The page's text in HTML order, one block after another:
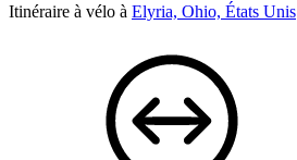
Itinéraire à vélo à Elyria, Ohio, États Unis